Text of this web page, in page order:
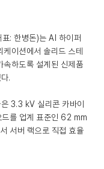
: 한병돈)는 AI 하이퍼
이션에서 솔리드 스테
하도록 설계된 신제품
.
3.3 kV 실리콘 카바이
를 업계 표준인 62 mm
서버 랙으로 직접 효율